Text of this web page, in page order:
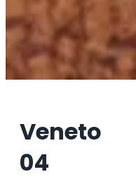
Veneto
04